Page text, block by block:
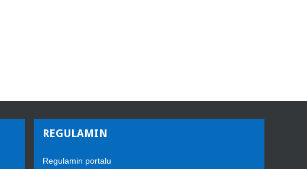
REGULAMIN
Regulamin portalu